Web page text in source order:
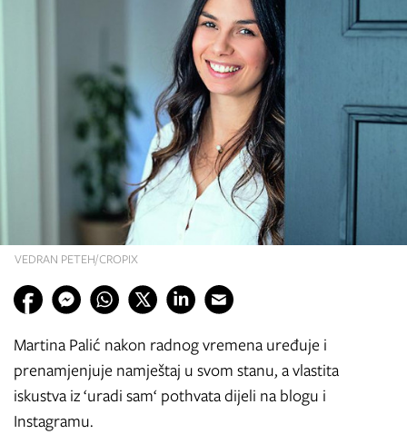
VEDRAN PETEH/CROPIX
Martina Palić nakon radnog vremena uređuje i
prenamjenjuje namještaj u svom stanu, a vlastita
iskustva iz ‘uradi sam‘ pothvata dijeli na blogu i
Instagramu.